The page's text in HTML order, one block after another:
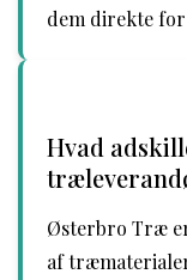
dem direkte
Hvad
Østerbro Træ
af